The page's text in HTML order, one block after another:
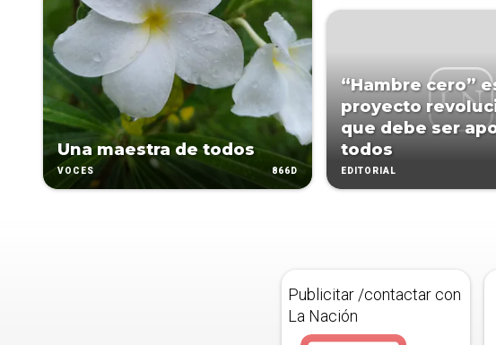
Una maestra de todos
VOCES 866D
“Hambre cero”
proyecto
que debe ser
todos
EDITORIAL
Publicitar /contactar con
La Nación